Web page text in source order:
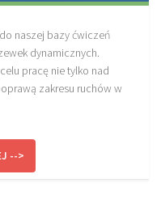
naszej bazy ćwiczeń
dynamicznych.
pracę nie tylko nad
zakresu ruchów w
-->